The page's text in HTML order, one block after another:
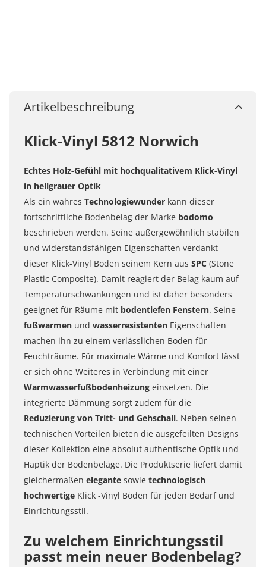
Artikelbeschreibung
Klick-Vinyl 5812 Norwich
Echtes Holz-Gefühl mit hochqualitativem Klick-Vinyl
in hellgrauer Optik
Als ein wahres Technologiewunder kann dieser
fortschrittliche Bodenbelag der Marke bodomo
beschrieben werden. Seine außergewöhnlich stabilen
und widerstandsfähigen Eigenschaften verdankt
dieser Klick-Vinyl Boden seinem Kern aus SPC (Stone
Plastic Composite). Damit reagiert der Belag kaum auf
Temperaturschwankungen und ist daher besonders
geeignet für Räume mit bodentiefen Fenstern. Seine
fußwarmen und wasserresistenten Eigenschaften
machen ihn zu einem verlässlichen Boden für
Feuchträume. Für maximale Wärme und Komfort lässt
er sich ohne Weiteres in Verbindung mit einer
Warmwasserfußbodenheizung einsetzen. Die
integrierte Dämmung sorgt zudem für die
Reduzierung von Tritt- und Gehschall. Neben seinen
technischen Vorteilen bieten die ausgefeilten Designs
dieser Kollektion eine absolut authentische Optik und
Haptik der Bodenbeläge. Die Produktserie liefert damit
gleichermaßen elegante sowie technologisch
hochwertige Klick -Vinyl Böden für jeden Bedarf und
Einrichtungsstil.
Zu welchem Einrichtungsstil
passt mein neuer Bodenbelag?